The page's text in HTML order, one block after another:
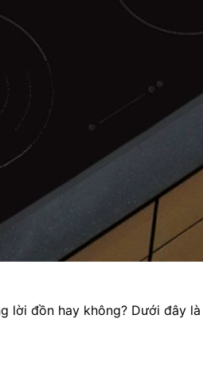
lời đồn hay không? Dưới đây